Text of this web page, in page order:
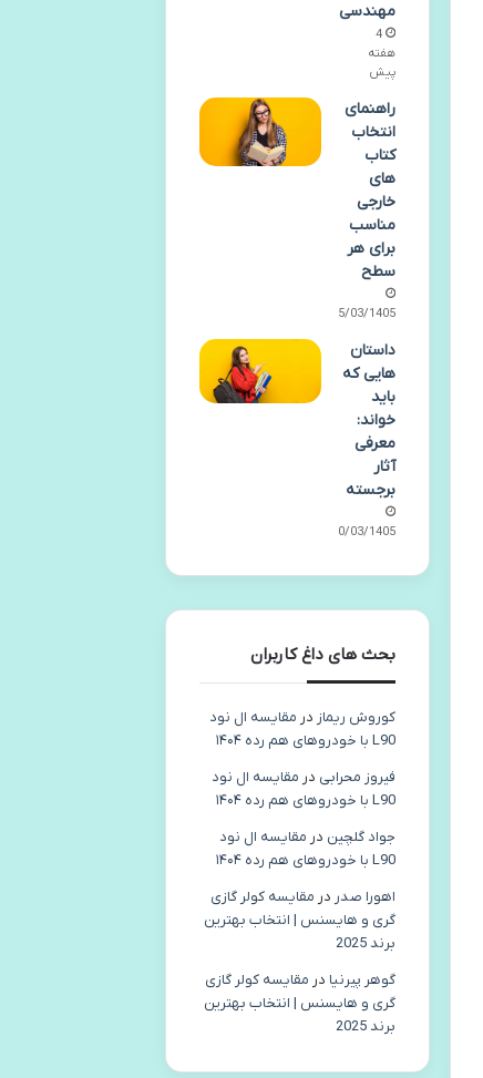
مهندسی
4
هفته
پیش
راهنمای
انتخاب
کتاب
های
خارجی
مناسب
برای هر
سطح
25/03/1405
داستان
هایی که
باید
خواند:
معرفی
آثار
برجسته
20/03/1405
بحث های داغ کاربران
کوروش ریماز در مقایسه ال نود
L90 با خودروهای هم رده ۱۴۰۴
فیروز محرابی در مقایسه ال نود
L90 با خودروهای هم رده ۱۴۰۴
جواد گلچین در مقایسه ال نود
L90 با خودروهای هم رده ۱۴۰۴
اهورا صدر در مقایسه کولر گازی
گری و هایسنس | انتخاب بهترین
برند 2025
گوهر پیرنیا در مقایسه کولر گازی
گری و هایسنس | انتخاب بهترین
برند 2025